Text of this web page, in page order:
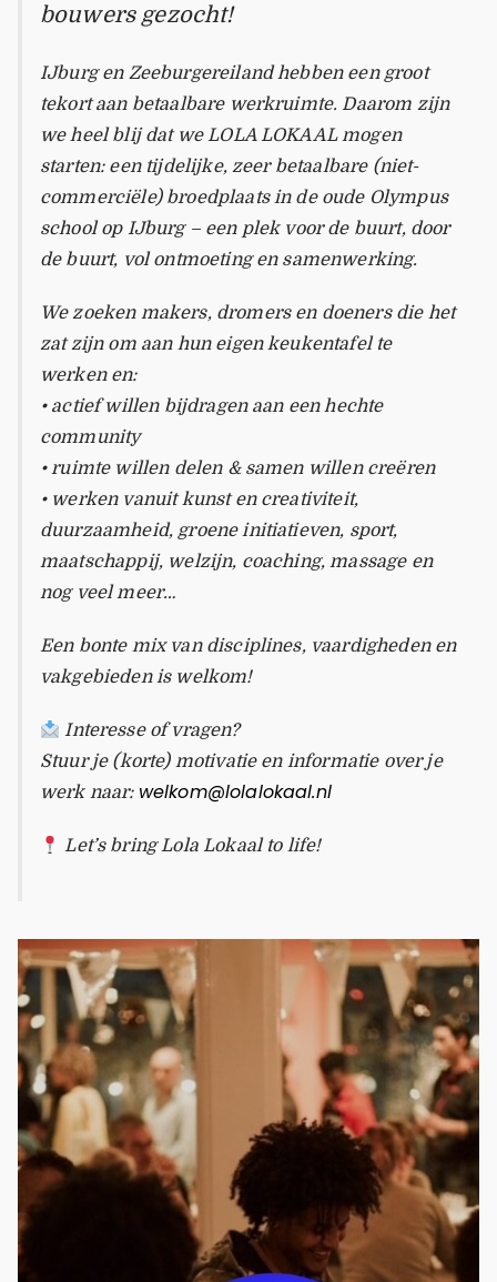
bouwers gezocht!
IJburg en Zeeburgereiland hebben een groot
tekort aan betaalbare werkruimte. Daarom zijn
we heel blij dat we LOLA LOKAAL mogen
starten: een tijdelijke, zeer betaalbare (niet-
commerciële) broedplaats in de oude Olympus
school op IJburg – een plek voor de buurt, door
de buurt, vol ontmoeting en samenwerking.
We zoeken makers, dromers en doeners die het
zat zijn om aan hun eigen keukentafel te
werken en:
• actief willen bijdragen aan een hechte
community
• ruimte willen delen & samen willen creëren
• werken vanuit kunst en creativiteit,
duurzaamheid, groene initiatieven, sport,
maatschappij, welzijn, coaching, massage en
nog veel meer…
Een bonte mix van disciplines, vaardigheden en
vakgebieden is welkom!
Interesse of vragen?
Stuur je (korte) motivatie en informatie over je
werk naar: welkom@lolalokaal.nl
Let’s bring Lola Lokaal to life!